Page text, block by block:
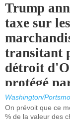
Trump
taxe sur les
transitant
détroit
protégé
Unis.
Washington/
On prévoit que ce
% de la valeur des